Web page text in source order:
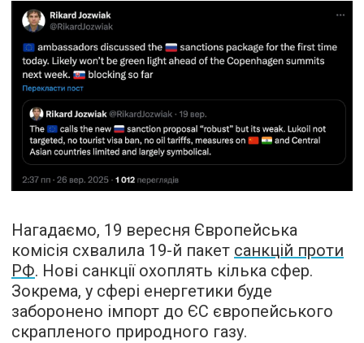
Нагадаємо, 19 вересня Європейська
комісія схвалила 19-й пакет санкцій проти
РФ. Нові санкції охоплять кілька сфер.
Зокрема, у сфері енергетики буде
заборонено імпорт до ЄС європейського
скрапленого природного газу.